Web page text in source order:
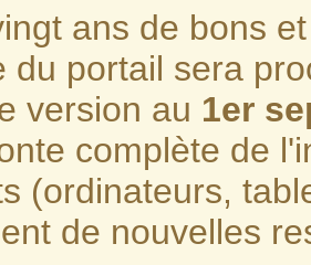
ans de bons
du portail sera
version au 1er
complète de
(ordinateurs,
de nouvelles